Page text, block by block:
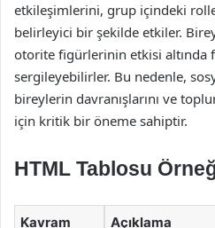
etkileşimlerini, grup içindeki
belirleyici bir şekilde etkiler.
otorite figürlerinin etkisi altında
sergileyebilirler. Bu nedenle,
bireylerin davranışlarını ve
için kritik bir öneme sahiptir.
HTML Tablosu
Kavram Açıklama